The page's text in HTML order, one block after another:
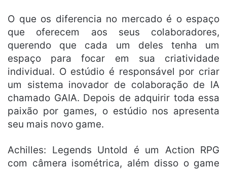
O que os diferencia no mercado é o espaço
que oferecem aos seus colaboradores,
querendo que cada um deles tenha um
espaço para focar em sua criatividade
individual. O estúdio é responsável por criar
um sistema inovador de colaboração de IA
chamado GAIA. Depois de adquirir toda essa
paixão por games, o estúdio nos apresenta
seu mais novo game.
Achilles: Legends Untold é um Action RPG
com câmera isométrica, além disso o game